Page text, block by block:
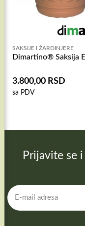
SAKSIJE I ŽARDINJERE
Dimartino® Saksija
3.800,00 RSD
sa PDV
Prijavite se